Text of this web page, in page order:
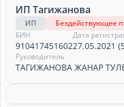
ИП Тагижанова
ИП
Бездействующее
БИН
910417451602
Дата
27.05.2021
Руководитель
ТАГИЖАНОВА ЖАНАР